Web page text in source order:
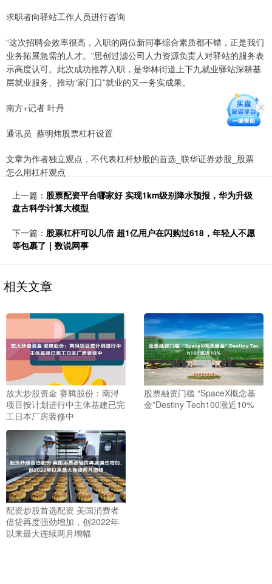
求职者向驿站工作人员进行咨询
“这次招聘会效率很高，入职的两位新同事综合素质都不错，正是我们
业务拓展急需的人才。”思创过滤公司人力资源负责人对驿站的服务表
示高度认可。此次成功推荐入职，是华林街道上下九就业驿站深耕基
层就业服务、推动“家门口”就业的又一务实成果。
南方+记者 叶丹
通讯员 蔡明炜股票杠杆设置
文章为作者独立观点，不代表杠杆炒股的首选_联华证券炒股_股票
怎么用杠杆观点
上一篇： 股票配资平台哪家好 实现1km级别降水预报，华为升级
盘古科学计算大模型
下一篇： 股票杠杆可以几倍 超1亿用户在闪购过618，年轻人不愿
等包裹了｜数说网事
相关文章
放大炒股资金 赛腾股份：南浔
项目按计划进行中主体基建已完
工日本厂房装修中
股票融资门槛 “SpaceX概念基
金”Destiny Tech100涨近10%
配资炒股首选配资 美国消费者
借贷再度强劲增加，创2022年
以来最大连续两月增幅